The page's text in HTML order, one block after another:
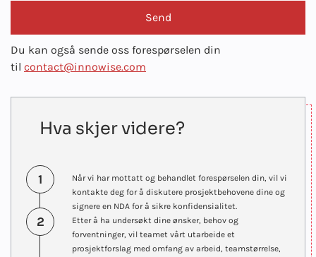
Du kan også sende oss forespørselen din
til contact@innowise.com
Hva skjer videre?
1
Når vi har mottatt og behandlet forespørselen din, vil vi
kontakte deg for å diskutere prosjektbehovene dine og
signere en NDA for å sikre konfidensialitet.
2
Etter å ha undersøkt dine ønsker, behov og
forventninger, vil teamet vårt utarbeide et
prosjektforslag med omfang av arbeid, teamstørrelse,